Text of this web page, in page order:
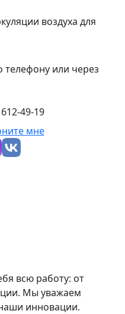
воздуха для
телефону или через
49-19
мне
всю работу: от
Мы уважаем
инновации.